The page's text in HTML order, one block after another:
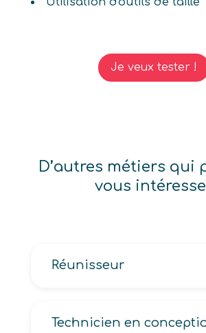
Je veux tester !
D’autres métiers qui
vous
Réunisseur